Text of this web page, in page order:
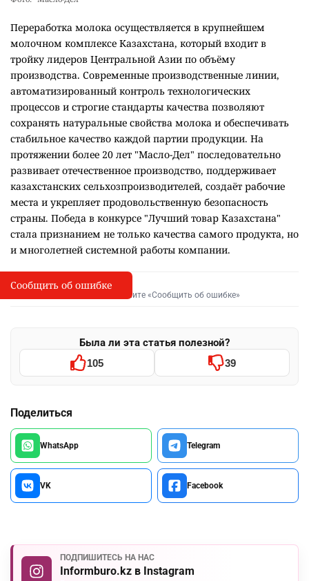
Переработка молока осуществляется в крупнейшем
молочном комплексе Казахстана, который входит в
тройку лидеров Центральной Азии по объёму
производства. Современные производственные линии,
автоматизированный контроль технологических
процессов и строгие стандарты качества позволяют
сохранять натуральные свойства молока и обеспечивать
стабильное качество каждой партии продукции. На
протяжении более 20 лет "Масло-Дел" последовательно
развивает отечественное производство, поддерживает
казахстанских сельхозпроизводителей, создаёт рабочие
места и укрепляет продовольственную безопасность
страны. Победа в конкурсе "Лучший товар Казахстана"
стала признанием не только качества самого продукта, но
и многолетней системной работы компании.
I
Сообщить об опечатке
Выделите фрагмент и нажмите «Сообщить об ошибке»
Была ли эта статья полезной?
105 39
Поделиться
WhatsApp Telegram
VK Facebook
ПОДПИШИТЕСЬ НА НАС
Informburo.kz в Instagram
Сообщить об ошибке